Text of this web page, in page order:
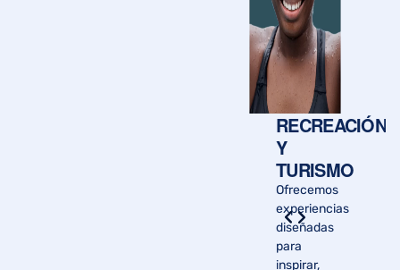
RECREACIÓN
Y
TURISMO
Ofrecemos
experiencias
diseñadas
para
inspirar,